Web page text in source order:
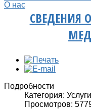
О нас
СВЕДЕНИЯ
Подробности
Категория: Услуги
Просмотров: